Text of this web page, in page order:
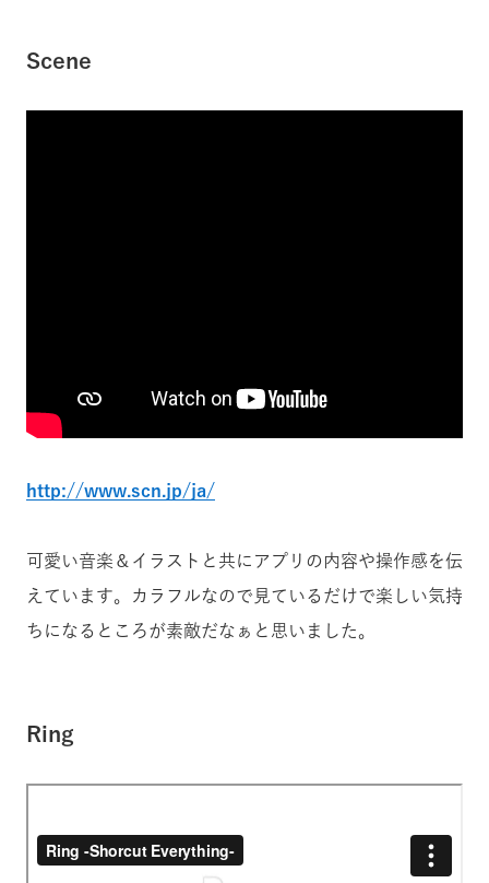
Scene
http://www.scn.jp/ja/
可愛い音楽＆イラストと共にアプリの内容や操作感を伝
えています。カラフルなので見ているだけで楽しい気持
ちになるところが素敵だなぁと思いました。
Ring